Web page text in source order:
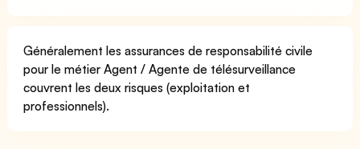
Généralement les assurances de responsabilité civile
pour le métier Agent / Agente de télésurveillance
couvrent les deux risques (exploitation et
professionnels).